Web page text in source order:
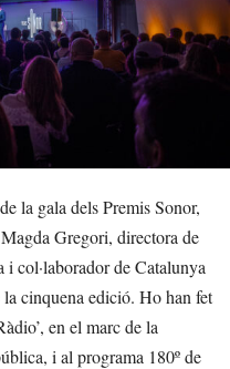
la gala dels Premis Sonor,
Gregori, directora de
col·laborador de Catalunya
cinquena edició. Ho han fet
en el marc de la
i al programa 180º de